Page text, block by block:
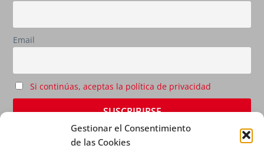
Gestionar el Consentimiento
de las Cookies
Email
Si continúas, aceptas la política de privacidad